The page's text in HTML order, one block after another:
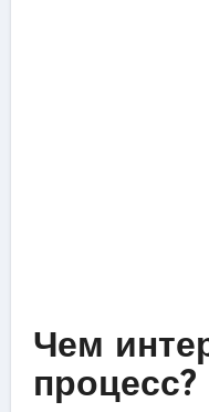
Чем
процесс?